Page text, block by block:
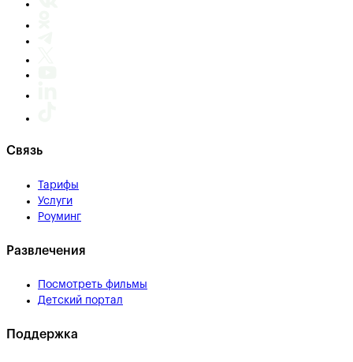
Связь
Тарифы
Услуги
Роуминг
Развлечения
Посмотреть фильмы
Детский портал
Поддержка